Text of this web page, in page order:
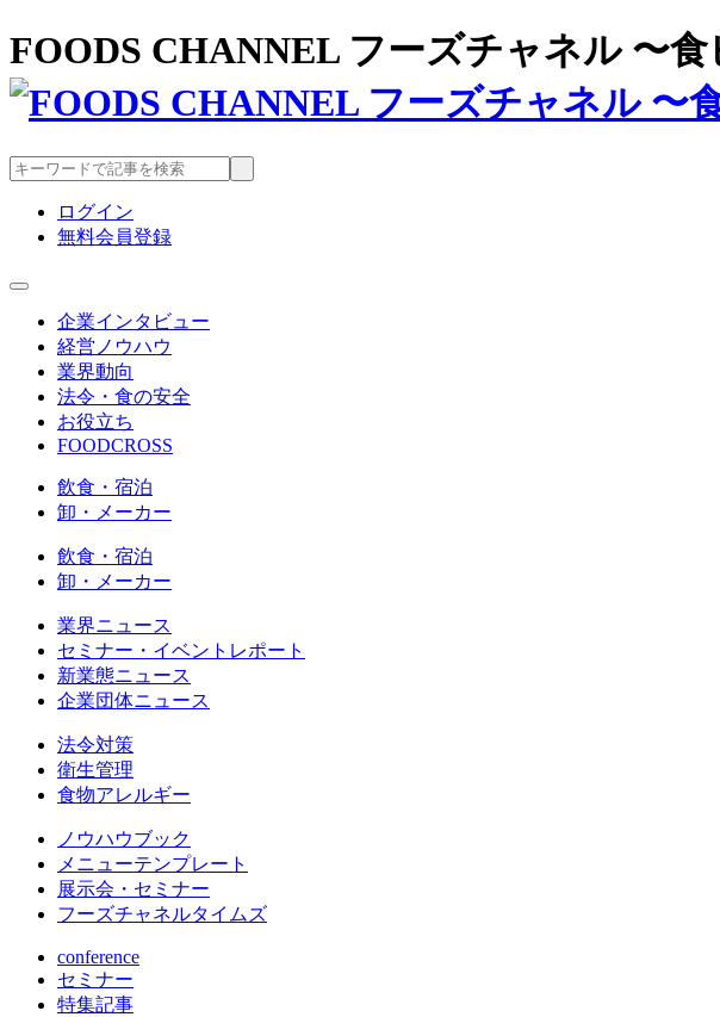
FOODS CHANNEL フーズチャネル 〜
ログイン
無料会員登録
企業インタビュー
経営ノウハウ
業界動向
法令・食の安全
お役立ち
FOODCROSS
飲食・宿泊
卸・メーカー
飲食・宿泊
卸・メーカー
業界ニュース
セミナー・イベントレポート
新業態ニュース
企業団体ニュース
法令対策
衛生管理
食物アレルギー
ノウハウブック
メニューテンプレート
展示会・セミナー
フーズチャネルタイムズ
conference
セミナー
特集記事